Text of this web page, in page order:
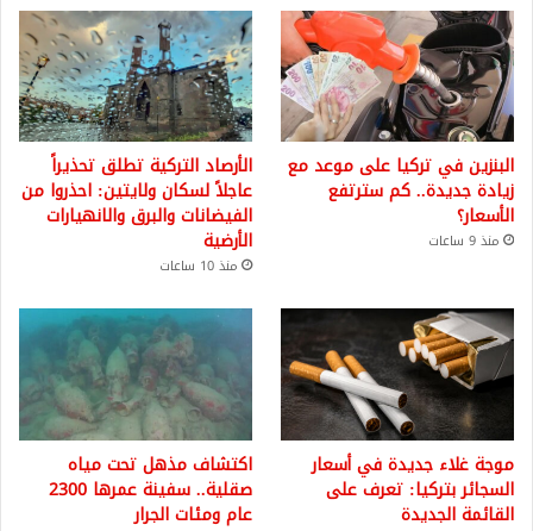
البنزين في تركيا على موعد مع
زيادة جديدة.. كم سترتفع
الأسعار؟
منذ 9 ساعات
الأرصاد التركية تطلق تحذيراً
عاجلاً لسكان ولايتين: احذروا من
الفيضانات والبرق والانهيارات
الأرضية
منذ 10 ساعات
موجة غلاء جديدة في أسعار
السجائر بتركيا: تعرف على
القائمة الجديدة
اكتشاف مذهل تحت مياه
صقلية.. سفينة عمرها 2300
عام ومئات الجرار